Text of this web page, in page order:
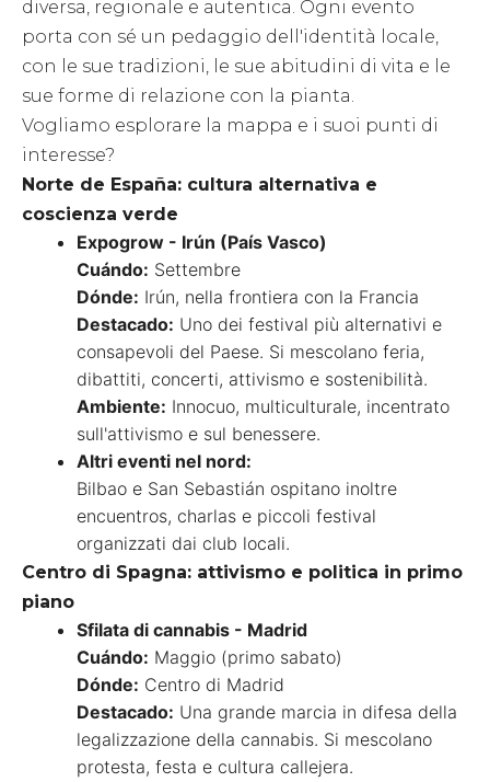
diversa, regionale e autentica. Ogni evento
porta con sé un pedaggio dell'identità locale,
con le sue tradizioni, le sue abitudini di vita e le
sue forme di relazione con la pianta.
Vogliamo esplorare la mappa e i suoi punti di
interesse?
Norte de España: cultura alternativa e
coscienza verde
Expogrow - Irún (País Vasco)
Cuándo: Settembre
Dónde: Irún, nella frontiera con la Francia
Destacado: Uno dei festival più alternativi e
consapevoli del Paese. Si mescolano feria,
dibattiti, concerti, attivismo e sostenibilità.
Ambiente: Innocuo, multiculturale, incentrato
sull'attivismo e sul benessere.
Altri eventi nel nord:
Bilbao e San Sebastián ospitano inoltre
encuentros, charlas e piccoli festival
organizzati dai club locali.
Centro di Spagna: attivismo e politica in primo
piano
Sfilata di cannabis - Madrid
Cuándo: Maggio (primo sabato)
Dónde: Centro di Madrid
Destacado: Una grande marcia in difesa della
legalizzazione della cannabis. Si mescolano
protesta, festa e cultura callejera.